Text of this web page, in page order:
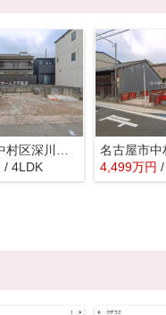
名古屋市中村区深川町３丁目27-2『仲介料無料』新築戸建て
/ 4LDK 4,499万円